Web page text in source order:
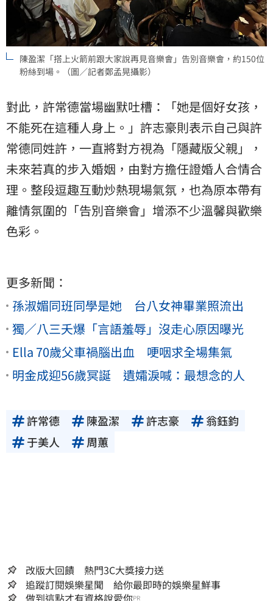
陳盈潔「搭上火箭前跟大家說再見音樂會」告別音樂會，約150位
粉絲到場。（圖／記者鄭孟晃攝影）
對此，許常德當場幽默吐槽：「她是個好女孩，
不能死在這種人身上。」許志豪則表示自己與許
常德同姓許，一直將對方視為「隱藏版父親」，
未來若真的步入婚姻，由對方擔任證婚人合情合
理。整段逗趣互動炒熱現場氣氛，也為原本帶有
離情氛圍的「告別音樂會」增添不少溫馨與歡樂
色彩。
更多新聞：
孫淑媚同班同學是她 台八女神畢業照流出
獨／八三夭爆「言語羞辱」沒走心原因曝光
Ella 70歲父車禍腦出血 哽咽求全場集氣
明金成迎56歲冥誕 遺孀淚喊：最想念的人
許常德 陳盈潔 許志豪
翁鈺鈞
于美人
周蕙
改版大回饋 熱門3C大獎接力送
追蹤訂閱娛樂星聞 給你最即時的娛樂星鮮事
PR